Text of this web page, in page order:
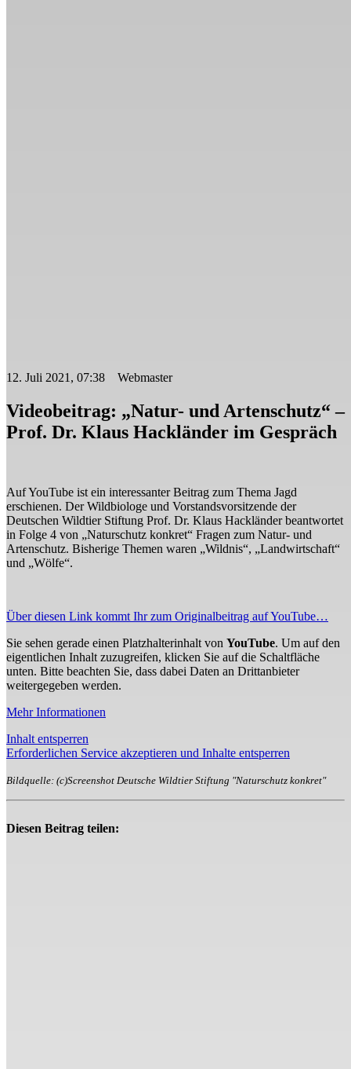
12. Juli 2021, 07:38 Webmaster
Videobeitrag: „Natur- und Artenschutz“ –
Prof. Dr. Klaus Hackländer im Gespräch
Auf YouTube ist ein interessanter Beitrag zum Thema Jagd
erschienen. Der Wildbiologe und Vorstandsvorsitzende der
Deutschen Wildtier Stiftung Prof. Dr. Klaus Hackländer beantwortet
in Folge 4 von „Naturschutz konkret“ Fragen zum Natur- und
Artenschutz. Bisherige Themen waren „Wildnis“, „Landwirtschaft“
und „Wölfe“.
Über diesen Link kommt Ihr zum Originalbeitrag auf YouTube…
Sie sehen gerade einen Platzhalterinhalt von YouTube. Um auf den
eigentlichen Inhalt zuzugreifen, klicken Sie auf die Schaltfläche
unten. Bitte beachten Sie, dass dabei Daten an Drittanbieter
weitergegeben werden.
Mehr Informationen
Inhalt entsperren
Erforderlichen Service akzeptieren und Inhalte entsperren
Bildquelle: (c)Screenshot Deutsche Wildtier Stiftung "Naturschutz konkret"
Diesen Beitrag teilen: